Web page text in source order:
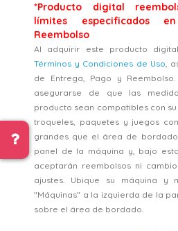
*Producto digital
límites especificados
Reembolso
Al adquirir este producto
Términos y Condiciones de Uso,
de Entrega, Pago y
asegurarse de que las
producto sean compatibles con
troqueles, paquetes y juegos
grandes que el área de
panel de la máquina y, bajo
aceptarán reembolsos ni
ajustes. Ubique su máquina y
"Máquinas" a la izquierda de la
sobre el área de bordado.